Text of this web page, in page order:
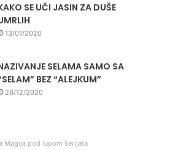
SE UČI JASIN ZA DUŠE
13/01/2020
SELAMA SAMO SA
BEZ “ALEJKUM”
26/12/2020
Magija pod lupom šerijata